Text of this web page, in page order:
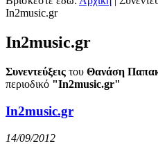
In2music.gr
In2music.gr
Συνεντεύξεις του Θανάση
περιοδικό "In2music.gr"
In2music.gr
14/09/2012